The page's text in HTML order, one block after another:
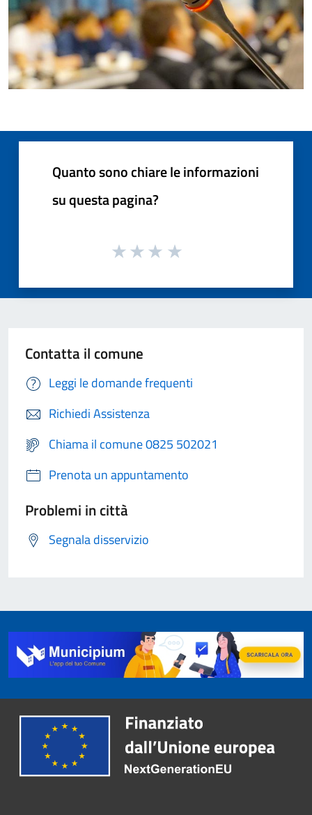
Quanto sono chiare le informazioni
su questa pagina?
Contatta il comune
Leggi le domande frequenti
Richiedi Assistenza
Chiama il comune 0825 502021
Prenota un appuntamento
Problemi in città
Segnala disservizio